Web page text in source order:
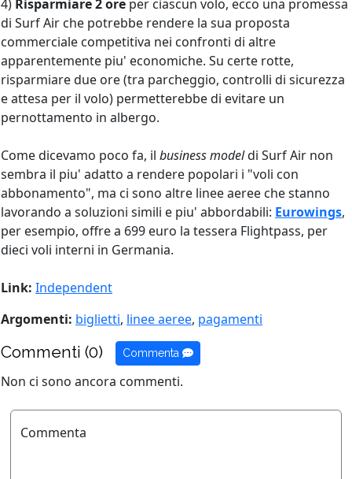
4) Risparmiare 2 ore per ciascun volo, ecco una promessa
di Surf Air che potrebbe rendere la sua proposta
commerciale competitiva nei confronti di altre
apparentemente piu' economiche. Su certe rotte,
risparmiare due ore (tra parcheggio, controlli di sicurezza
e attesa per il volo) permetterebbe di evitare un
pernottamento in albergo.
Come dicevamo poco fa, il business modeldi Surf Air non
sembra il piu' adatto a rendere popolari i "voli con
abbonamento", ma ci sono altre linee aeree che stanno
lavorando a soluzioni simili e piu' abbordabili: Eurowings,
per esempio, offre a 699 euro la tessera Flightpass, per
dieci voli interni in Germania.
Link: Independent
Argomenti: biglietti, linee aeree, pagamenti
Commenti (0) Commenta
Non ci sono ancora commenti.
Commenta